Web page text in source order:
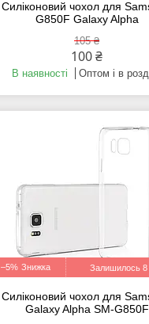
Силіконовий чохол для
G850F Galaxy Alpha
105 ₴
100 ₴
В наявності Оптом і в
–5% Залишилось 8
Силіконовий чохол для
Galaxy Alpha SM-G850F